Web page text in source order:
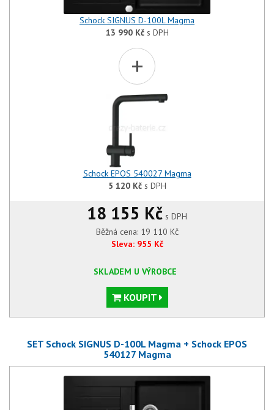
Schock SIGNUS D-100L Magma
13 990 Kčs DPH
+
Schock EPOS 540027 Magma
5 120 Kčs DPH
18 155 Kč s DPH
Běžná cena: 19 110 Kč
Sleva: 955 Kč
SKLADEM U VÝROBCE
KOUPIT
SET Schock SIGNUS D-100L Magma + Schock EPOS
540127 Magma